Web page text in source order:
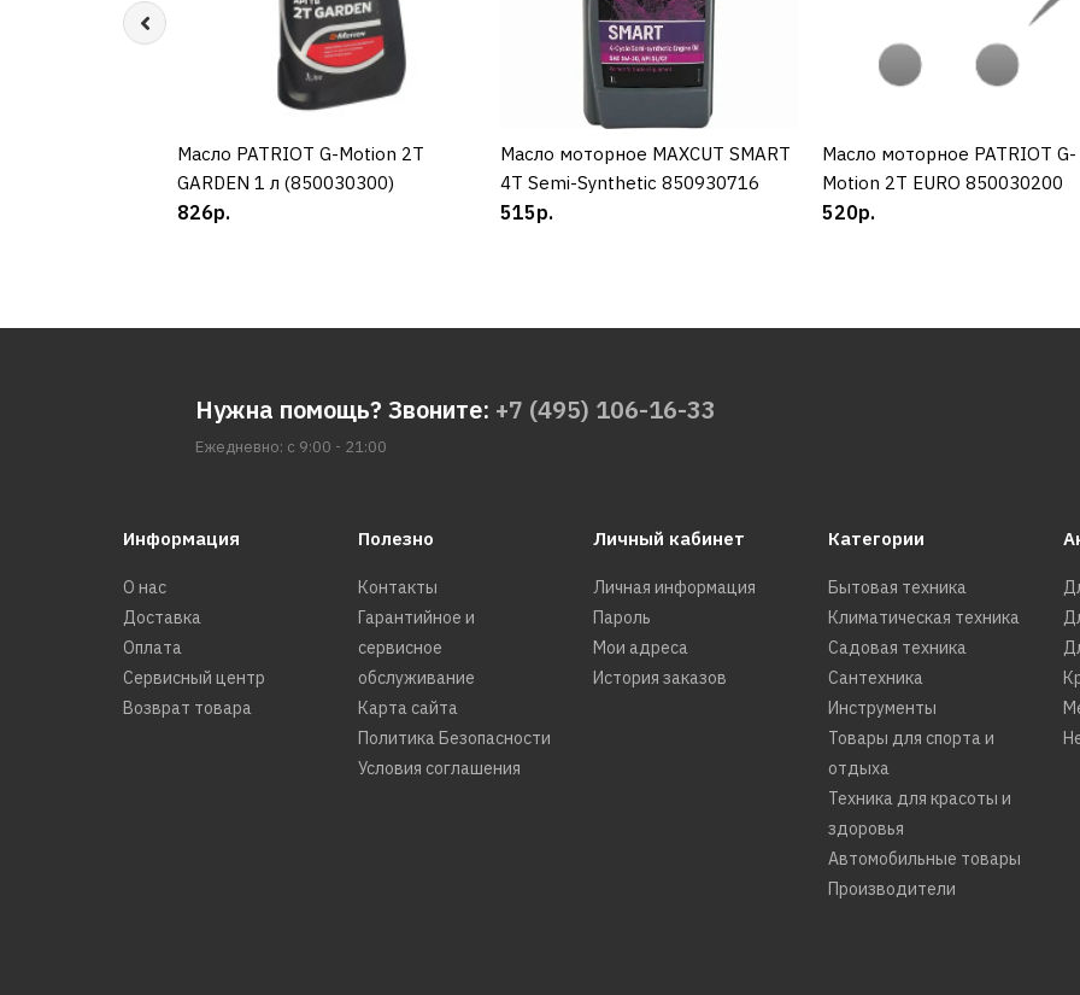
КУПИТЬ
Масло PATRIOT G-Motion 2Т
GARDEN 1 л (850030300)
826р.
КУПИТЬ
Масло моторное MAXCUT SMART
4T Semi-Synthetic 850930716
515р.
КУПИТЬ
Масло моторное PATRIOT G-
Motion 2Т EURO 850030200
520р.
Нужна помощь? Звоните: +7 (495) 106-16-33
Ежедневно: с 9:00 - 21:00
Информация
О нас
Доставка
Оплата
Сервисный центр
Возврат товара
Полезно
Контакты
Гарантийное и
сервисное
обслуживание
Карта сайта
Политика Безопасности
Условия соглашения
Личный кабинет
Личная информация
Пароль
Мои адреса
История заказов
Категории
Бытовая техника
Климатическая техника
Садовая техника
Сантехника
Инструменты
Товары для спорта и
отдыха
Техника для красоты и
здоровья
Автомобильные товары
Производители